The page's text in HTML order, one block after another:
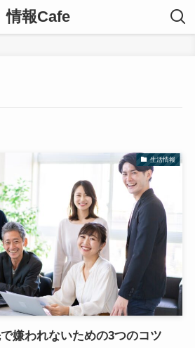
情報Cafe
生活情報
嫌われないための3つのコツ